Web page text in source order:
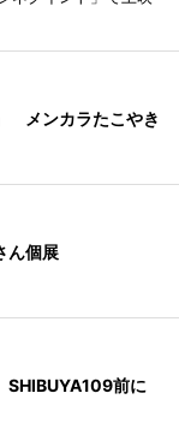
メンカラたこやき
ん個展
SHIBUYA109前に